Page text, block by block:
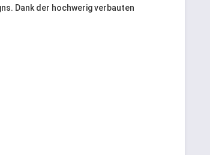
Dank der hochwerig verbauten